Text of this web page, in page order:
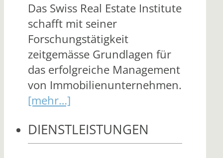
Das Swiss Real Estate Institute
schafft mit seiner
Forschungstätigkeit
zeitgemässe Grundlagen für
das erfolgreiche Management
von Immobilienunternehmen.
[mehr…]
DIENSTLEISTUNGEN